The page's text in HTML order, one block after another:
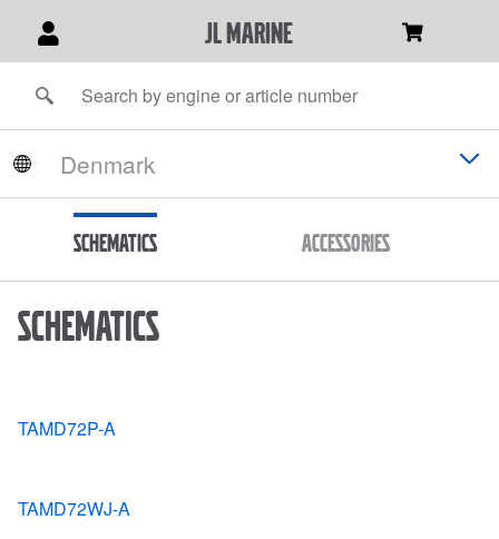
JL Marine
Schematics Accessories
Schematics
TAMD72P-A
TAMD72WJ-A